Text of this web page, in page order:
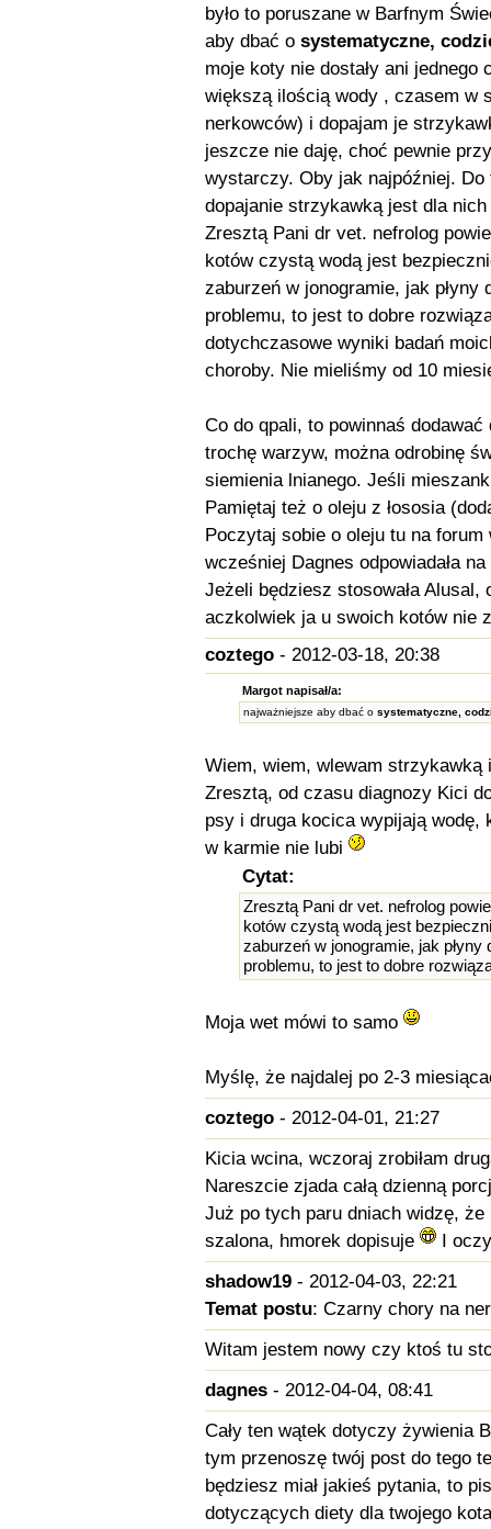
było to poruszane w Barfnym
aby dbać o systematyczne,
moje koty nie dostały ani
większą ilością wody , czasem w
nerkowców) i dopajam je
jeszcze nie daję, choć pewnie
wystarczy. Oby jak najpóźniej. Do
dopajanie strzykawką jest dla
Zresztą Pani dr vet. nefrolog
kotów czystą wodą jest
zaburzeń w jonogramie, jak
problemu, to jest to dobre
dotychczasowe wyniki badań
choroby. Nie mieliśmy od 10
Co do qpali, to powinnaś
trochę warzyw, można odrobinę
siemienia lnianego. Jeśli
Pamiętaj też o oleju z łososia
Poczytaj sobie o oleju tu na
wcześniej Dagnes odpowiadała
Jeżeli będziesz stosowała
aczkolwiek ja u swoich kotów nie
coztego- 2012-03-18, 20:38
Margot napisał/a:
najważniejsze aby dbać o systematyczne,
Wiem, wiem, wlewam strzykawką
Zresztą, od czasu diagnozy Kici
psy i druga kocica wypijają wodę,
w karmie nie lubi
Cytat:
Zresztą Pani dr vet. nefrolog
kotów czystą wodą jest
zaburzeń w jonogramie, jak
problemu, to jest to dobre
Moja wet mówi to samo
Myślę, że najdalej po 2-3
coztego- 2012-04-01, 21:27
Kicia wcina, wczoraj zrobiłam
Nareszcie zjada całą dzienną
Już po tych paru dniach widzę,
szalona, hmorek dopisuje
I
shadow19- 2012-04-03, 22:21
Temat postu: Czarny chory na
Witam jestem nowy czy ktoś tu
dagnes- 2012-04-04, 08:41
Cały ten wątek dotyczy żywienia
tym przenoszę twój post do tego
będziesz miał jakieś pytania, to
dotyczących diety dla twojego